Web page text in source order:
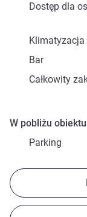
Dostęp dla
Klimatyzacja
Bar
Całkowity
W pobliżu obiektu
Parking